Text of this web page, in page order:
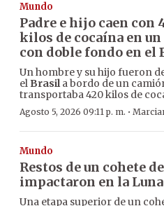
Mundo
Padre e hijo caen con
kilos de cocaína en
con doble fondo en el
Un hombre y su hijo fueron
el Brasila bordo de un
transportaba 420 kilos de
Agosto 5, 2026 09:11 p. m. ·
Mundo
Restos de un cohete
impactaron en la Luna
Una etapa superior de un